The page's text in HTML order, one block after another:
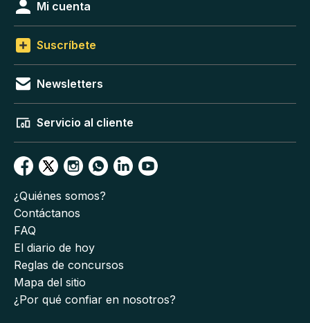
Mi cuenta
Suscríbete
Newsletters
Servicio al cliente
¿Quiénes somos?
Contáctanos
FAQ
El diario de hoy
Reglas de concursos
Mapa del sitio
¿Por qué confiar en nosotros?